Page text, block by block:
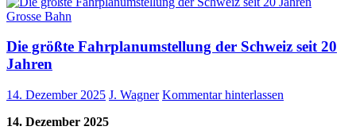
Grosse Bahn
Die größte Fahrplanumstellung der Schweiz seit 20
Jahren
14. Dezember 2025 J. Wagner Kommentar hinterlassen
14. Dezember 2025